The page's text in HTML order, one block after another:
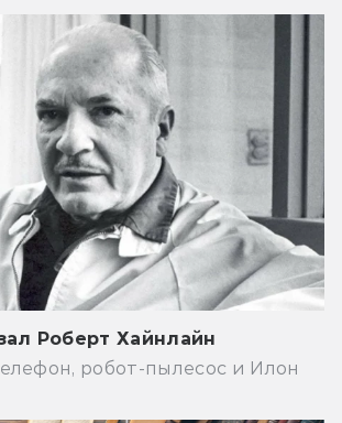
Роберт Хайнлайн
робот-пылесос и Илон